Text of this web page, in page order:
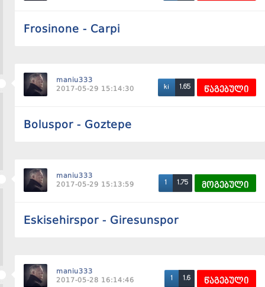
Frosinone - Carpi
maniu333
2017-05-29 15:14:30
ki 1.65 წაგებული
Boluspor - Goztepe
maniu333
2017-05-29 15:13:59
1 1.75 მოგებული
Eskisehirspor - Giresunspor
maniu333
2017-05-28 16:14:46
1 1.6 წაგებული